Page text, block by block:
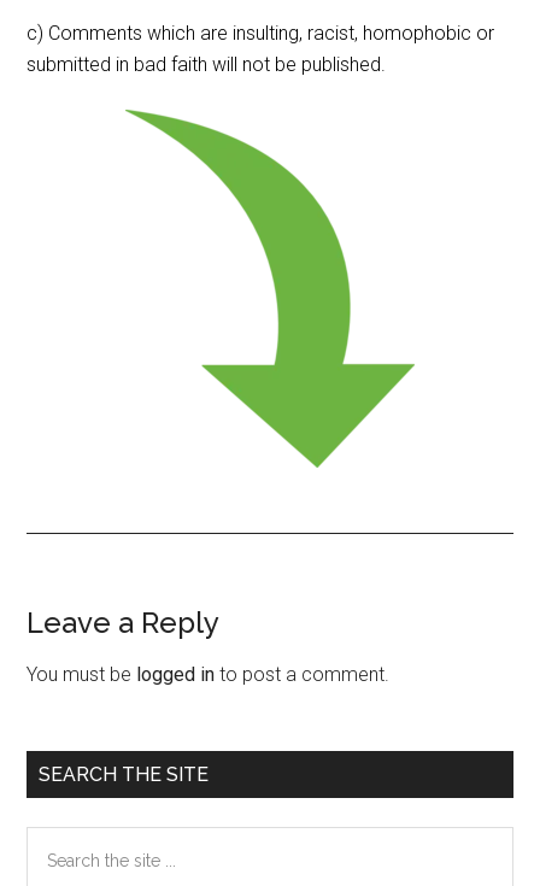
c) Comments which are insulting, racist, homophobic or
submitted in bad faith will not be published.
Reader
Interactions
Leave a Reply
You must be logged in to post a comment.
Primary
Sidebar
SEARCH THE SITE
the